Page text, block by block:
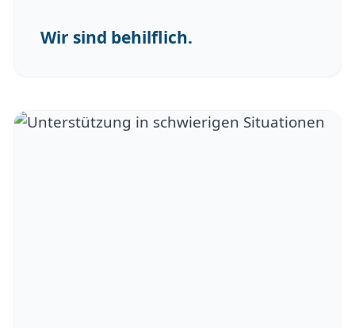
Wir sind behilflich.